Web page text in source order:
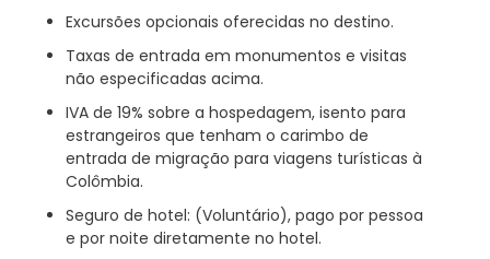
Excursões opcionais oferecidas no destino.
Taxas de entrada em monumentos e visitas
não especificadas acima.
IVA de 19% sobre a hospedagem, isento para
estrangeiros que tenham o carimbo de
entrada de migração para viagens turísticas à
Colômbia.
Seguro de hotel: (Voluntário), pago por pessoa
e por noite diretamente no hotel.